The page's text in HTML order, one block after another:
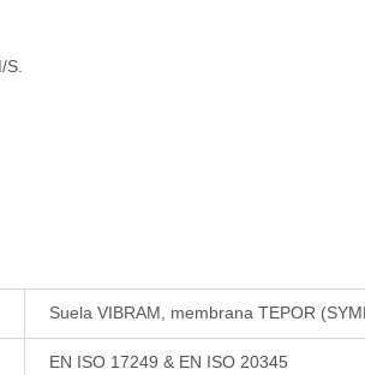
S.
Suela VIBRAM, membrana TEPOR
EN ISO 17249 & EN ISO 20345